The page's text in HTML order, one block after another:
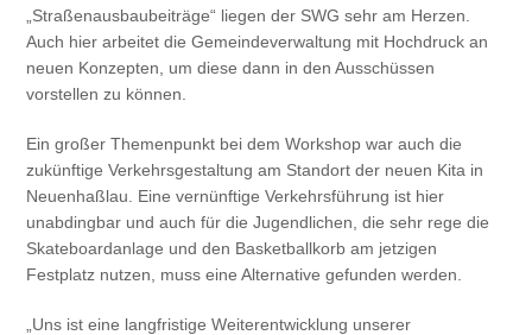
„Straßenausbaubeiträge“ liegen der SWG sehr am Herzen.
Auch hier arbeitet die Gemeindeverwaltung mit Hochdruck an
neuen Konzepten, um diese dann in den Ausschüssen
vorstellen zu können.
Ein großer Themenpunkt bei dem Workshop war auch die
zukünftige Verkehrsgestaltung am Standort der neuen Kita in
Neuenhaßlau. Eine vernünftige Verkehrsführung ist hier
unabdingbar und auch für die Jugendlichen, die sehr rege die
Skateboardanlage und den Basketballkorb am jetzigen
Festplatz nutzen, muss eine Alternative gefunden werden.
„Uns ist eine langfristige Weiterentwicklung unserer